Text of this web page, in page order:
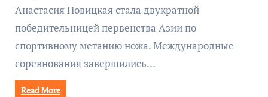
Анастасия Новицкая стала двукратной
победительницей первенства Азии по
спортивному метанию ножа. Международные
соревнования завершились…
Read More